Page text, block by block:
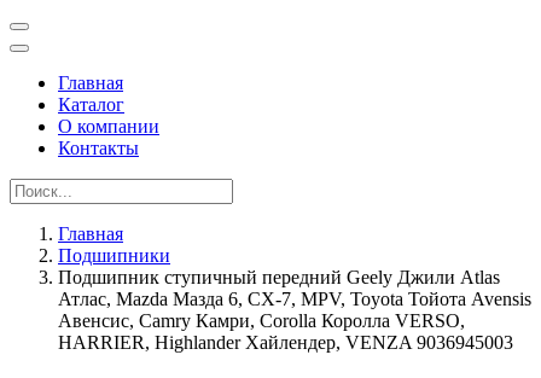
Главная
Каталог
О компании
Контакты
Главная
Подшипники
Подшипник ступичный передний Geely Джили Atlas
Атлас, Mazda Мазда 6, CX-7, MPV, Toyota Тойота Avensis
Авенсис, Camry Камри, Corolla Королла VERSO,
HARRIER, Highlander Хайлендер, VENZA 9036945003